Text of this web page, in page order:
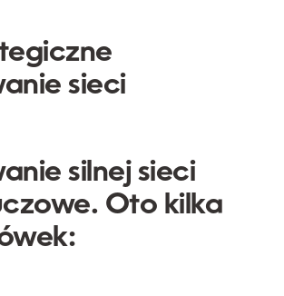
sieci
silnej sieci
Oto kilka